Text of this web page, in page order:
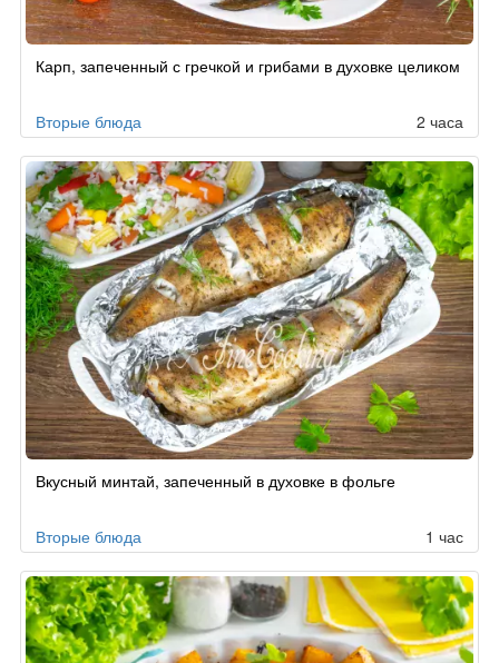
Карп, запеченный с гречкой и грибами в духовке целиком
Вторые блюда 2 часа
Вкусный минтай, запеченный в духовке в фольге
Вторые блюда 1 час